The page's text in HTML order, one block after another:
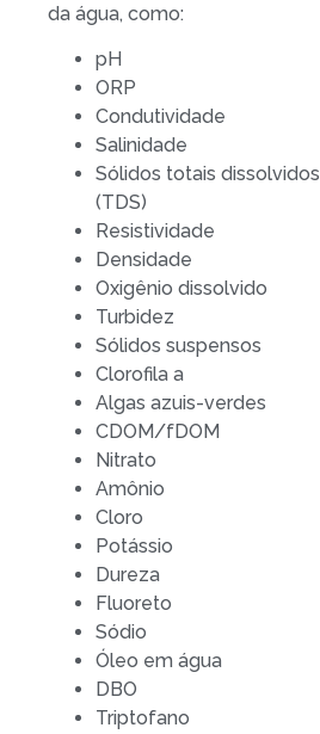
da água, como:
pH
ORP
Condutividade
Salinidade
Sólidos totais dissolvidos
(TDS)
Resistividade
Densidade
Oxigênio dissolvido
Turbidez
Sólidos suspensos
Clorofila a
Algas azuis-verdes
CDOM/fDOM
Nitrato
Amônio
Cloro
Potássio
Dureza
Fluoreto
Sódio
Óleo em água
DBO
Triptofano